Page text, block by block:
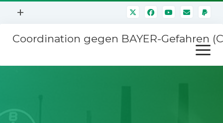
Menü
+
Mitmachen
Kontakt
Coordination gegen BAYER-Gefahren
Menü
öffnen